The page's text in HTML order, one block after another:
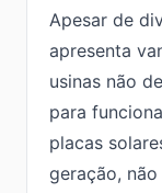
Apesar de
apresenta
usinas não
para
placas
geração,